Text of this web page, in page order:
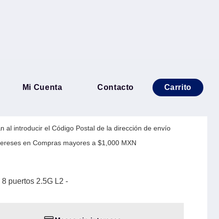
Mi Cuenta Contacto Carrito
Omada de 8 puertos
al introducir el Código Postal de la dirección de envío
en Compras mayores a $1,000 MXN
puertos 2.5G L2 -